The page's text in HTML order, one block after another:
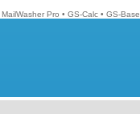
MailWasher Pro • GS-Calc • GS-Base